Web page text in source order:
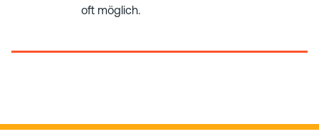
oft möglich.